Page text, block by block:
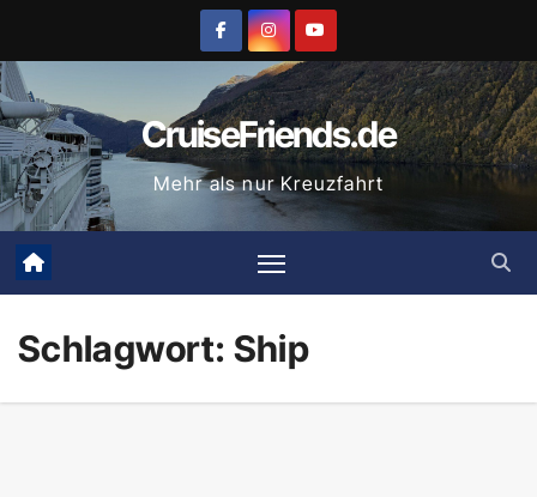
springen
CruiseFriends.de
Mehr als nur Kreuzfahrt
Schlagwort: Ship